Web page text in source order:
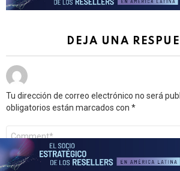
DEJA UNA
Tu dirección de correo electrónico no será
obligatorios están marcados con *
*